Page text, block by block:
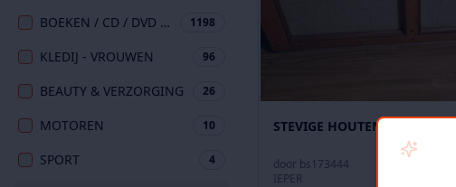
BOEKEN / CD / DVD / VIDEO 1198
KLEDIJ - VROUWEN 96
BEAUTY & VERZORGING 26
MOTOREN 10
SPORT 4
STEVIGE HOUTEN OPBERGKIST
door bs173444
IEPER